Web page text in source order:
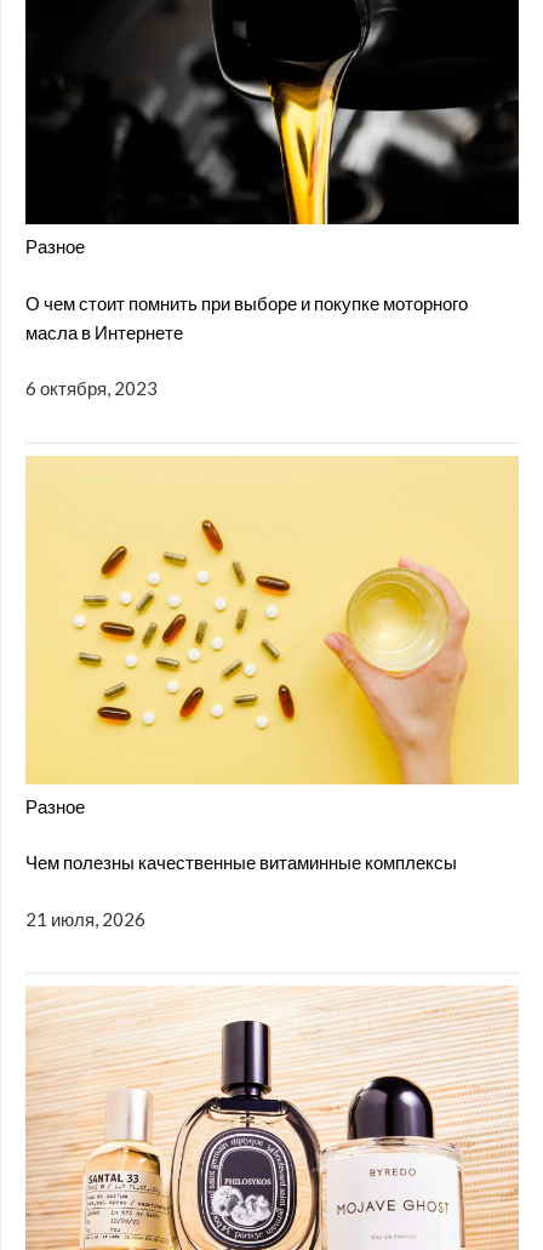
Разное
О чем стоит помнить при выборе и покупке моторного
масла в Интернете
6 октября, 2023
Разное
Чем полезны качественные витаминные комплексы
21 июля, 2026